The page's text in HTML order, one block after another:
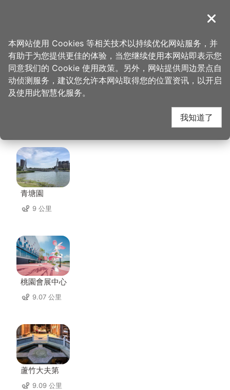
導覽
首页 > 想去的地方 > 美食、购物 > 大汉馔云南拉面馆
大汉馔云南拉面馆 周边
景点
青塘園
9 公里
桃園會展中心
9.07 公里
蘆竹大夫第
9.09 公里
关闭
本网站使用 Cookies 等相关技术以持续优化网站服务，并
有助于为您提供更佳的体验，当您继续使用本网站即表示您
同意我们的 Cookie 使用政策。另外，网站提供周边景点自
动侦测服务，建议您允许本网站取得您的位置资讯，以开启
及使用此智慧化服务。
我知道了